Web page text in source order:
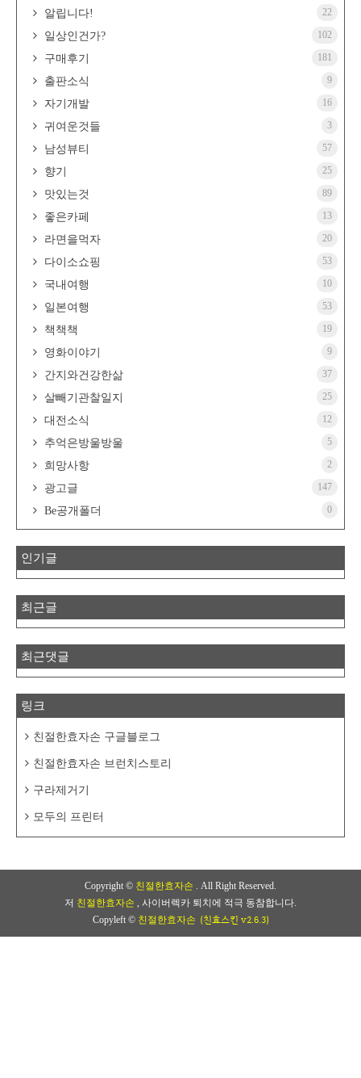
알립니다! 22
일상인건가? 102
구매후기 181
출판소식 9
자기개발 16
귀여운것들 3
남성뷰티 57
향기 25
맛있는것 89
좋은카페 13
라면을먹자 20
다이소쇼핑 53
국내여행 10
일본여행 53
책책책 19
영화이야기 9
간지와건강한삶 37
살빼기관찰일지 25
대전소식 12
추억은방울방울 5
희망사항 2
광고글 147
Be공개폴더 0
인기글
최근글
최근댓글
링크
친절한효자손 구글블로그
친절한효자손 브런치스토리
구라제거기
모두의 프린터
Copyright © 친절한효자손 . All Right Reserved.
저 친절한효자손 , 사이버렉카 퇴치에 적극 동참합니다.
Copyleft © 친절한효자손 (친효스킨 v2.6.3)